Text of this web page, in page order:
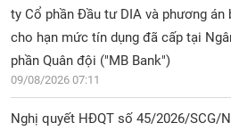
ty Cổ phần Đầu tư DIA và phương
cho hạn mức tín dụng đã cấp tại
phần Quân đội ("MB Bank")
09/08/2026 07:11
Nghị quyết HĐQT số 45/2026/SCG/